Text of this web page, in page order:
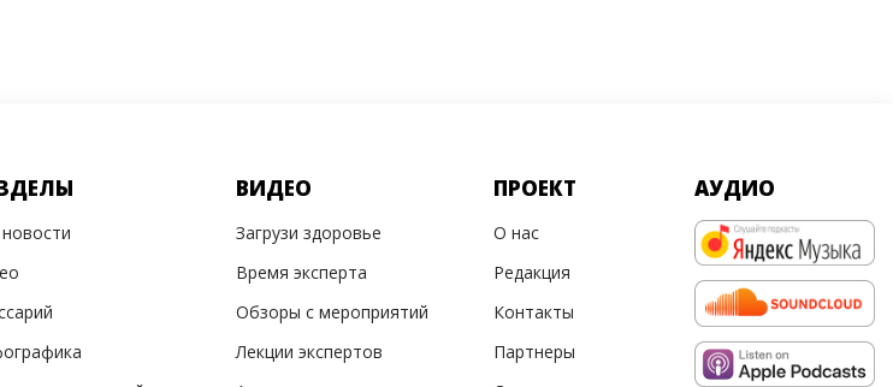
ВИДЕО
Загрузи здоровье
Время эксперта
Обзоры с мероприятий
Лекции экспертов
ПРОЕКТ
О нас
Редакция
Контакты
Партнеры
АУДИО